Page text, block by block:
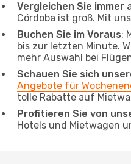
Vergleichen Sie immer
Córdoba ist groß. Mit
Buchen Sie im Voraus:
bis zur letzten Minute.
mehr Auswahl bei
Schauen Sie sich
Angebote für
tolle Rabatte auf
Profitieren Sie von
Hotels und Mietwagen